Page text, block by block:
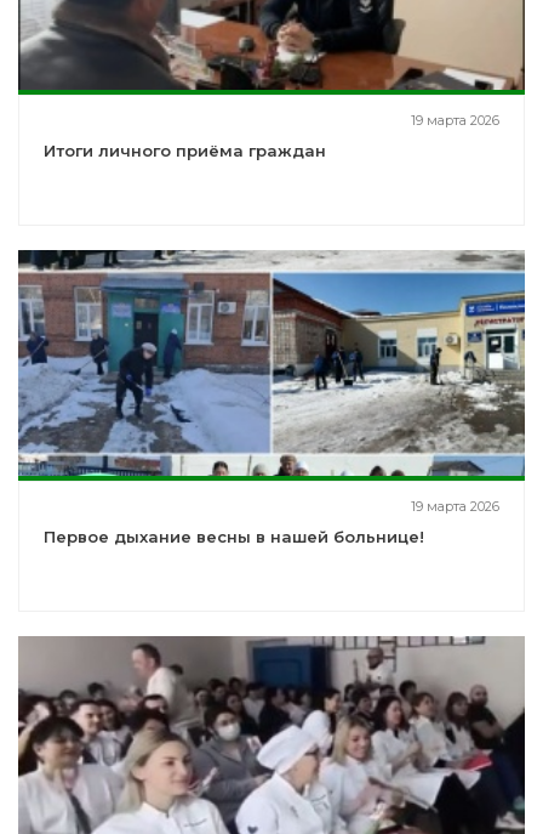
19 марта 2026
Итоги личного приёма граждан
19 марта 2026
Первое дыхание весны в нашей больнице!